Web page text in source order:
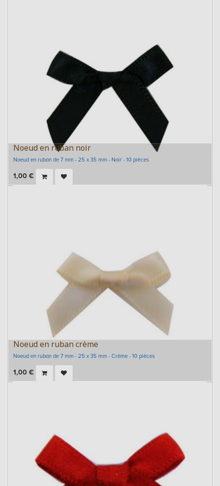
Noeud en ruban noir
Noeud en ruban de 7 mm - 25 x 35 mm - Noir - 10 pièces
1,00 €
Noeud en ruban crème
Noeud en ruban de 7 mm - 25 x 35 mm - Crème - 10 pièces
1,00 €